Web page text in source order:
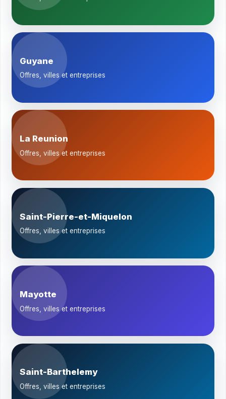
Guyane
Offres, villes et entreprises
La Reunion
Offres, villes et entreprises
Saint-Pierre-et-Miquelon
Offres, villes et entreprises
Mayotte
Offres, villes et entreprises
Saint-Barthelemy
Offres, villes et entreprises